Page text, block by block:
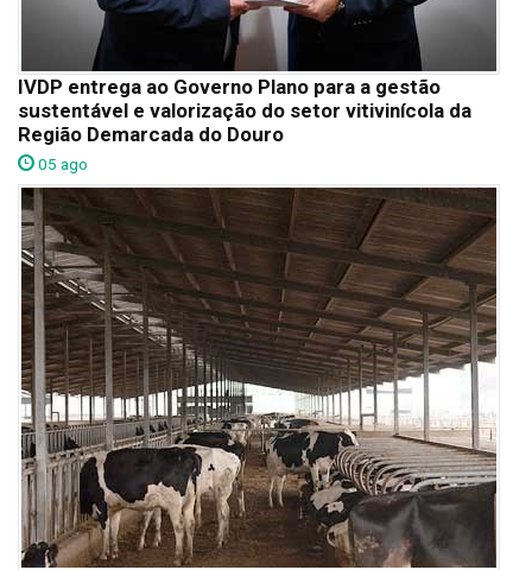
IVDP entrega ao Governo Plano para a gestão
sustentável e valorização do setor vitivinícola da
Região Demarcada do Douro
05 ago